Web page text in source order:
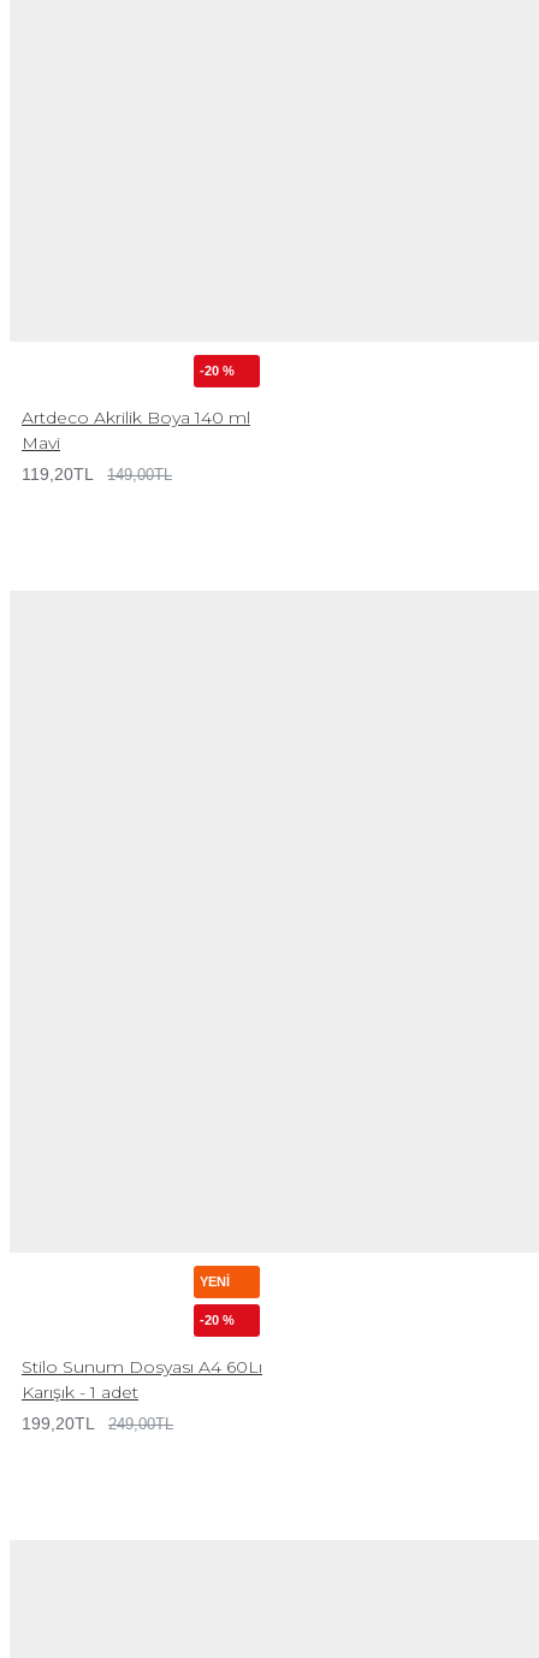
-20 %
Artdeco Akrilik Boya 140 ml
Mavi
119,20TL 149,00TL
YENI
-20 %
Stilo Sunum Dosyası A4 60Lı
Karışık - 1 adet
199,20TL 249,00TL